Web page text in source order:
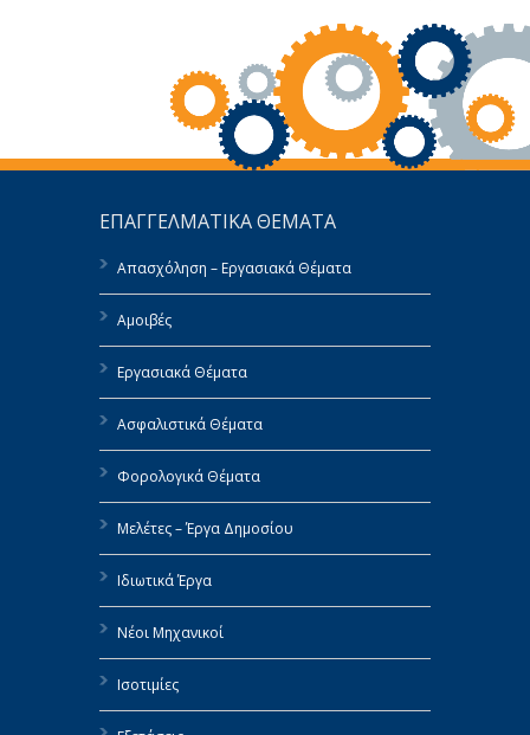
ΕΠΑΓΓΕΛΜΑΤΙΚΑ ΘΕΜΑΤΑ
Απασχόληση – Εργασιακά Θέματα
Αμοιβές
Εργασιακά Θέματα
Ασφαλιστικά Θέματα
Φορολογικά Θέματα
Μελέτες – Έργα Δημοσίου
Ιδιωτικά Έργα
Νέοι Μηχανικοί
Ισοτιμίες